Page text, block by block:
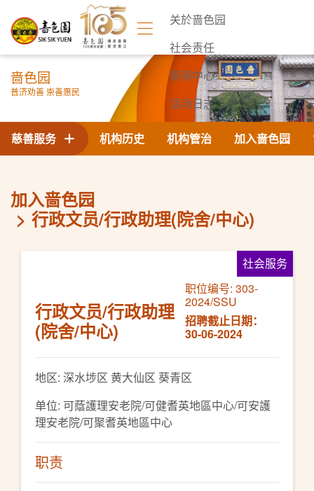
关於啬色园
社会责任
新闻中心
活动日志
联络我们
啬色园
普济劝善 崇善惠民
机构历史 机构管治 加入啬色园
慈善服务
加入啬色园
行政文员/行政助理(院舍/中心)
社会服务
行政文员/行政助理
(院舍/中心)
职位编号: 303-
2024/SSU
招聘截止日期：
30-06-2024
地区: 深水埗区 黄大仙区 葵青区
单位: 可蔭護理安老院/可健耆英地區中心/可安護
理安老院/可聚耆英地區中心
职责